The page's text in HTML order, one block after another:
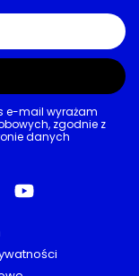
e-mail wyrażam
zgodnie z
danych